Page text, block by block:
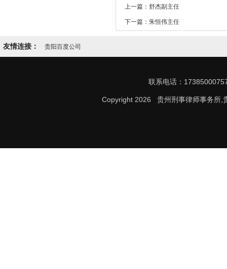
上一篇：舒杰副主任
下一篇：朱恒伟主任
友情连接： 贵阳百度公司
联系电话：
Copyright 2026 贵州刑事律师事务所,